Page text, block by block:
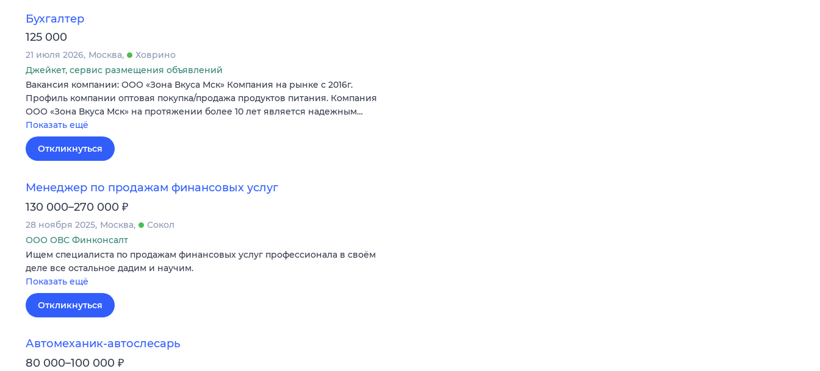
Бухгалтер
125 000
21 июля 2026 Москва
Ховрино
Джейкет, сервис размещения объявлений
Вакансия компании: ООО «Зона Вкуса Мск» Компания на рынке с 2016г.
Профиль компании оптовая покупка/продажа продуктов питания. Компания
ООО «Зона Вкуса Мск» на протяжении более 10 лет является надежным…
Показать ещё
Откликнуться
Менеджер по продажам финансовых услуг
130 000–270 000 ₽
28 ноября 2025 Москва
Сокол
ООО ОВС Финконсалт
Ищем специалиста по продажам финансовых услуг профессионала в своём
деле все остальное дадим и научим.
Показать ещё
Откликнуться
Автомеханик-автослесарь
80 000–100 000 ₽